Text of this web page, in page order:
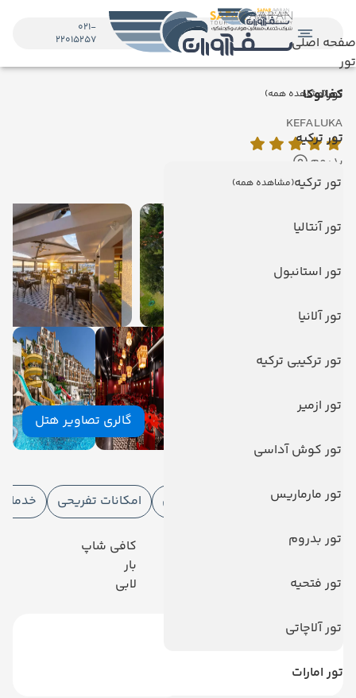
صفحه اصلی
تور
تور(مشاهده همه)
تور ترکیه
تور ترکیه(مشاهده همه)
تور آنتالیا
تور استانبول
تور آلانیا
تور ترکیبی ترکیه
تور ازمیر
تور کوش آداسی
تور مارماریس
تور بدروم
تور فتحیه
تور آلاچاتی
تور امارات
021-
22015257
کفالوکا
KEFALUKA
بدروم
نمایش روی نقشه
گالری تصاویر هتل
امکانات هتل
امکانات هتل
امکانات ورزشی امکانات تفریحی خدمات
رستوران
پارکینگ
کافی شاپ
بار
لابی